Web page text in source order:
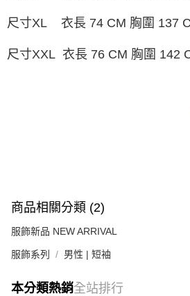
尺寸XL 衣長 74 CM 胸圍 137
尺寸XXL 衣長 76 CM 胸圍
商品相關分類 (2)
服飾新品 NEW ARRIVAL
服飾系列 男性 | 短袖
本分類熱銷全站排行